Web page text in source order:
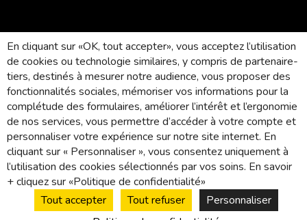
53, rue de Monttessuy
91260 Juvisy sur Orge - France
Appelez-nous au :+33(0) 3.80.24.36.75
E-mail :charrier@feuillesdor.com
Nous contacter
Conditions générales de vente
Conditions d’utilisation
Données personnelles et Cookies
Paiement et livraison
Formulaire de rétractation
En cliquant sur «OK, tout accepter», vous acceptez l’utilisation
de cookies ou technologie similaires, y compris de partenaire-
tiers, destinés à mesurer notre audience, vous proposer des
fonctionnalités sociales, mémoriser vos informations pour la
complétude des formulaires, améliorer l’intérêt et l’ergonomie
de nos services, vous permettre d’accéder à votre compte et
personnaliser votre expérience sur notre site internet. En
cliquant sur « Personnaliser », vous consentez uniquement à
l’utilisation des cookies sélectionnés par vos soins. En savoir
+ cliquez sur «Politique de confidentialité»
Tout accepter
Tout refuser
Personnaliser